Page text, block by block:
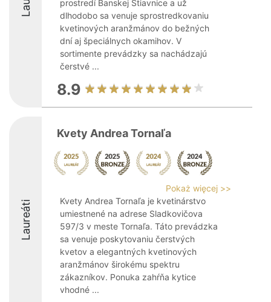
prostredí Banskej Štiavnice a už
dlhodobo sa venuje sprostredkovaniu
kvetinových aranžmánov do bežných
dní aj špeciálnych okamihov. V
sortimente prevádzky sa nachádzajú
čerstvé ...
8.9
Laureáti
Kvety Andrea Tornaľa
Pokaż więcej >>
Kvety Andrea Tornaľa je kvetinárstvo
umiestnené na adrese Sladkovičova
597/3 v meste Tornaľa. Táto prevádzka
sa venuje poskytovaniu čerstvých
kvetov a elegantných kvetinových
aranžmánov širokému spektru
zákazníkov. Ponuka zahŕňa kytice
vhodné ...